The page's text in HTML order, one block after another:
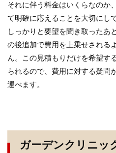
それに伴う料金はいくらなのか
て明確に応えることを大切にし
しっかりと要望を聞き取ったあ
の後追加で費用を上乗せされる
ん。この見積もりだけを希望す
られるので、費用に対する疑問
運べます。
ガーデンクリニッ